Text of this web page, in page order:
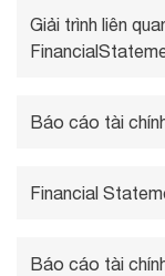
Giải trình liên
Báo cáo tài
Financial
Báo cáo tài